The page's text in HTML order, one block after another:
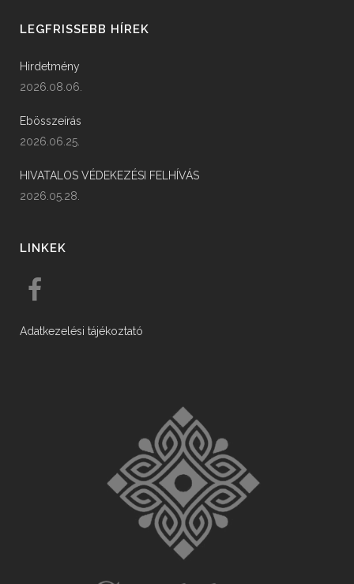
LEGFRISSEBB HÍREK
Hirdetmény
2026.08.06.
Ebösszeírás
2026.06.25.
HIVATALOS VÉDEKEZÉSI FELHÍVÁS
2026.05.28.
LINKEK
Adatkezelési tájékoztató